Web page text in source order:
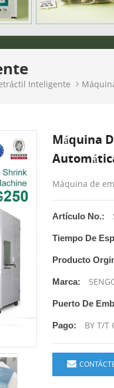
Inteligente
Máquina
Máquina de
Artículo No.:
Tiempo De
Producto
Marca:
Puerto De
Pago: BY T/T